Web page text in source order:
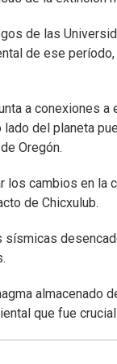
de las
de ese
a conexiones
del planeta
Oregón.
cambios en la
de Chicxulub.
almacenado
que fue